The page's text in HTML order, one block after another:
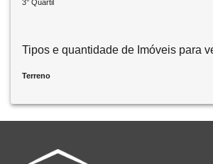
3° Quartil
Tipos e quantidade de Imóveis para
Terreno